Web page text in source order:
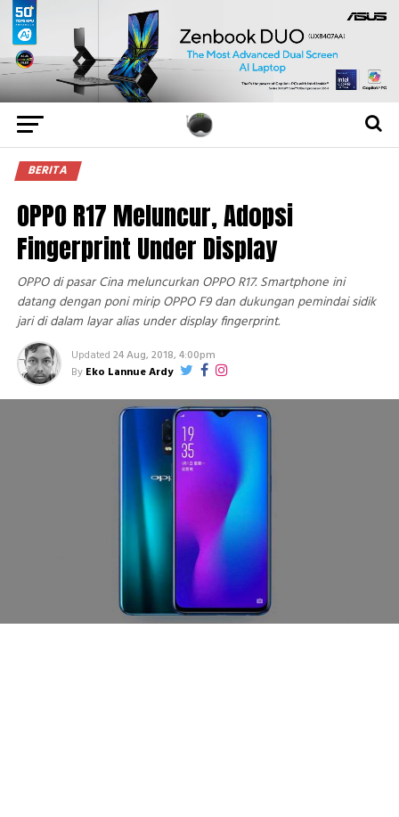
BERITA
OPPO R17 Meluncur, Adopsi
Fingerprint Under Display
OPPO di pasar Cina meluncurkan OPPO R17. Smartphone ini
datang dengan poni mirip OPPO F9 dan dukungan pemindai sidik
jari di dalam layar alias under display fingerprint.
Updated 24 Aug, 2018, 4:00pm
By Eko Lannue Ardy